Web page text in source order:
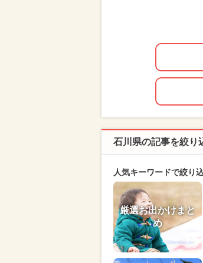
石川県の記事を絞り
人気キーワードで絞り
厳選お出かけまと
め